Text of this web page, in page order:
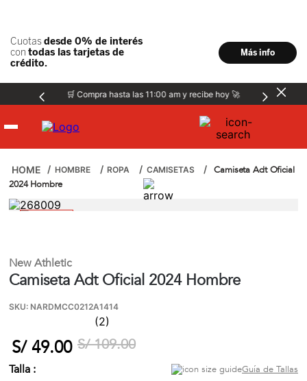
🛒 Compra hasta las 11:00 am y recibe hoy 🚀
Hombre
Accesorios
🏃‍♀️🏃‍♂️ Zona del Hincha
👀 Lo Nuevo
HOMBRE ROPA CAMISETAS
Camiseta Adt Oficial
2024 Hombre
New Athletic
Camiseta Adt Oficial 2024 Hombre
SKU: NARDMCC0212A1414
(2)
S/ 109.00
S/ 49.00
Talla : Guía de Tallas